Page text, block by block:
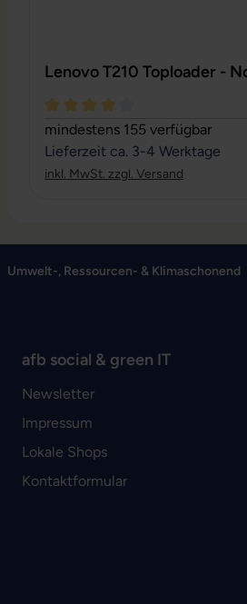
Lenovo T210 Toploader -
Durchschnittliche Bewertung
mindestens 155 verfügbar
Lieferzeit ca. 3-4 Werktage
inkl. MwSt. zzgl. Versand
Umwelt-, Ressourcen- & Klimaschonend
afb social & green IT
Newsletter
Impressum
Lokale Shops
Kontaktformular